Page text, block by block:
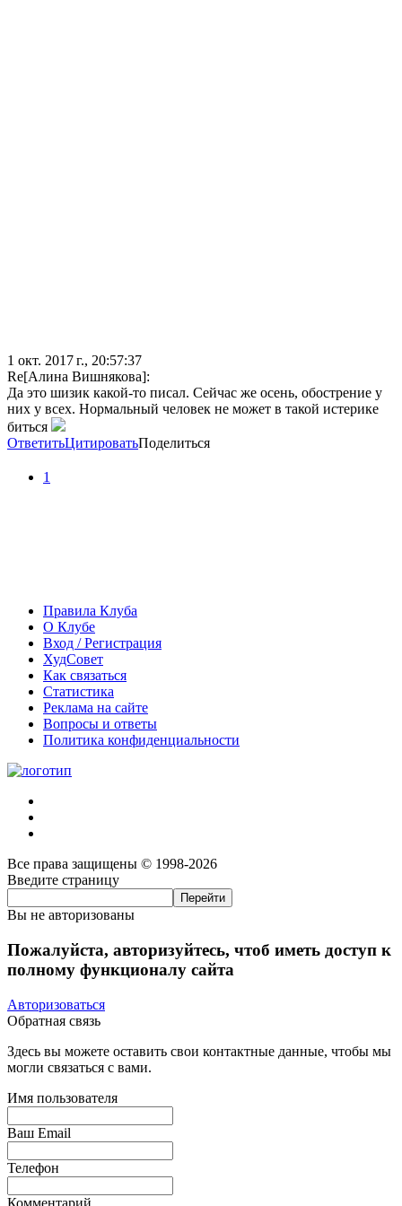
1 окт. 2017 г., 20:57:37
Re[Алина Вишнякова]:
Да это шизик какой-то писал. Сейчас же осень, обострение у
них у всех. Нормальный человек не может в такой истерике
биться
ОтветитьЦитироватьПоделиться
1
Правила Клуба
О Клубе
Вход / Регистрация
ХудСовет
Как связаться
Статистика
Реклама на сайте
Вопросы и ответы
Политика конфиденциальности
Все права защищены © 1998-2026
Введите страницу
Вы не авторизованы
Пожалуйста, авторизуйтесь, чтоб иметь доступ к
полному функционалу сайта
Авторизоваться
Обратная связь
Здесь вы можете оставить свои контактные данные, чтобы мы
могли связаться с вами.
Имя пользователя
Ваш Email
Телефон
Комментарий